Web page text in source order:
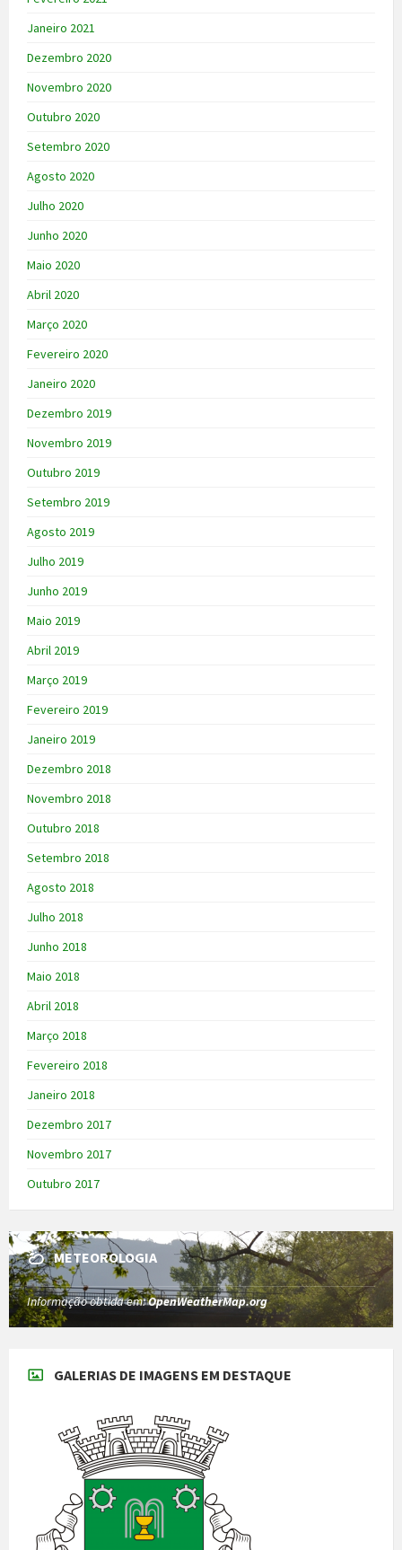
Janeiro 2021
Dezembro 2020
Novembro 2020
Outubro 2020
Setembro 2020
Agosto 2020
Julho 2020
Junho 2020
Maio 2020
Abril 2020
Março 2020
Fevereiro 2020
Janeiro 2020
Dezembro 2019
Novembro 2019
Outubro 2019
Setembro 2019
Agosto 2019
Julho 2019
Junho 2019
Maio 2019
Abril 2019
Março 2019
Fevereiro 2019
Janeiro 2019
Dezembro 2018
Novembro 2018
Outubro 2018
Setembro 2018
Agosto 2018
Julho 2018
Junho 2018
Maio 2018
Abril 2018
Março 2018
Fevereiro 2018
Janeiro 2018
Dezembro 2017
Novembro 2017
Outubro 2017
METEOROLOGIA
Informação obtida em:OpenWeatherMap.org
GALERIAS DE IMAGENS EM DESTAQUE